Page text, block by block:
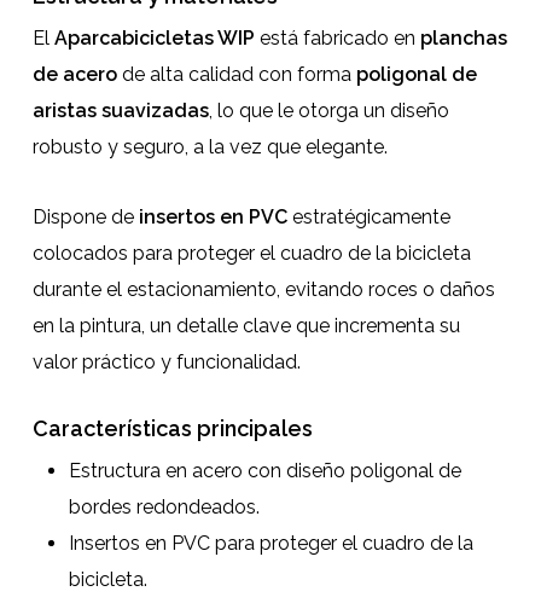
El Aparcabicicletas WIP está fabricado en planchas
de acerode alta calidad con forma poligonal de
aristas suavizadas, lo que le otorga un diseño
robusto y seguro, a la vez que elegante.
Dispone de insertos en PVCestratégicamente
colocados para proteger el cuadro de la bicicleta
durante el estacionamiento, evitando roces o daños
en la pintura, un detalle clave que incrementa su
valor práctico y funcionalidad.
Características principales
Estructura en acero con diseño poligonal de
bordes redondeados.
Insertos en PVC para proteger el cuadro de la
bicicleta.